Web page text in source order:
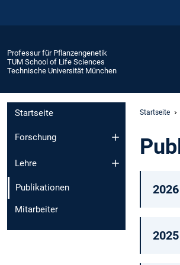
Professur für Pflanzengenetik
TUM School of Life Sciences
Technische Universität München
Startseite
Forschung
Lehre
Publikationen
Mitarbeiter
Startseite
2026
2025